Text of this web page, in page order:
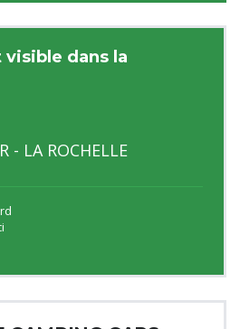
dans la
- LA ROCHELLE